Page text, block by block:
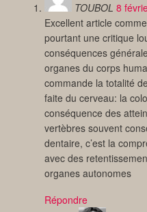
TOUBOL 8
Excellent article
pourtant une critique
conséquences
organes du corps
commande la totalité
faite du cerveau: la
conséquence des
vertèbres souvent
dentaire, c’est la
avec des
organes autonomes
Répondre